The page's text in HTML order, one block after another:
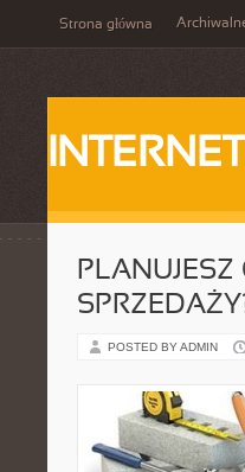
Strona główna
POSTED BY ADMIN